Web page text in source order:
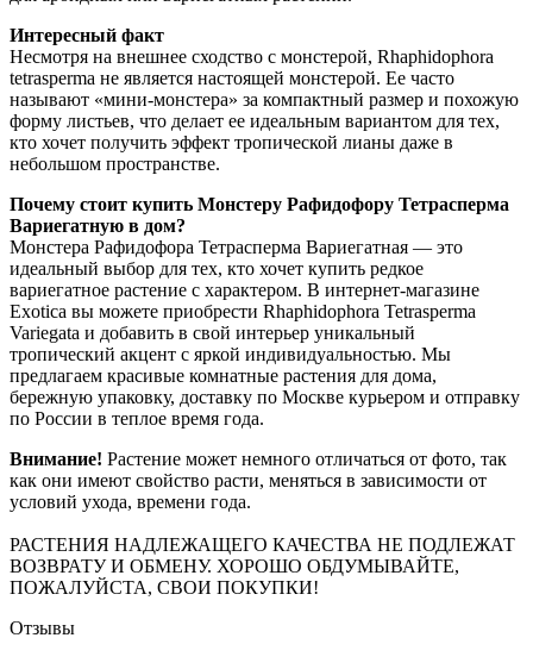
Интересный факт
Несмотря на внешнее сходство с монстерой, Rhaphidophora
tetrasperma не является настоящей монстерой. Ее часто
называют «мини-монстера» за компактный размер и похожую
форму листьев, что делает ее идеальным вариантом для тех,
кто хочет получить эффект тропической лианы даже в
небольшом пространстве.
Почему стоит купить Монстеру Рафидофору Тетрасперма
Вариегатную в дом?
Монстера Рафидофора Тетрасперма Вариегатная — это
идеальный выбор для тех, кто хочет купить редкое
вариегатное растение с характером. В интернет-магазине
Exotica вы можете приобрести Rhaphidophora Tetrasperma
Variegata и добавить в свой интерьер уникальный
тропический акцент с яркой индивидуальностью. Мы
предлагаем красивые комнатные растения для дома,
бережную упаковку, доставку по Москве курьером и отправку
по России в теплое время года.
Внимание! Растение может немного отличаться от фото, так
как они имеют свойство расти, меняться в зависимости от
условий ухода, времени года.
РАСТЕНИЯ НАДЛЕЖАЩЕГО КАЧЕСТВА НЕ ПОДЛЕЖАТ
ВОЗВРАТУ И ОБМЕНУ. ХОРОШО ОБДУМЫВАЙТЕ,
ПОЖАЛУЙСТА, СВОИ ПОКУПКИ!
Отзывы